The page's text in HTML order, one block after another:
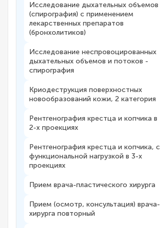
Исследование дыхательных объемов
(спирография) с применением
лекарственных препаратов
(бронхолитиков)
Исследование неспровоцированных
дыхательных объемов и потоков -
спирография
Криодеструкция поверхностных
новообразований кожи, 2 категория
Рентгенография крестца и копчика в
2-х проекциях
Рентгенография крестца и копчика, с
функциональной нагрузкой в 3-х
проекциях
Прием врача-пластического хирурга
Прием (осмотр, консультация) врача-
хирурга повторный